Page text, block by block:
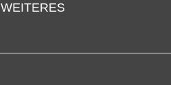
WEITERES